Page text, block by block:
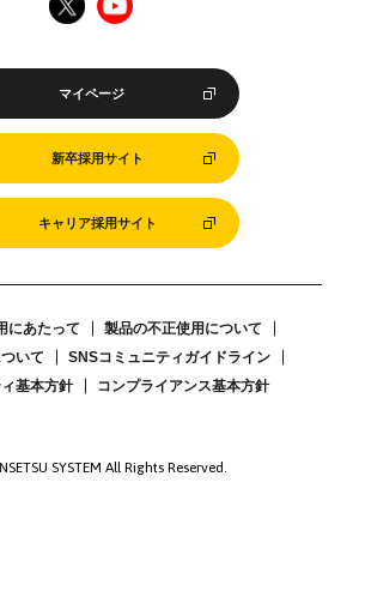
マイページ
新卒採用サイト
キャリア採用サイト
にあたって
製品の不正使用について
いて
SNSコミュニティガイドライン
基本方針
コンプライアンス基本方針
SYSTEM All Rights Reserved.